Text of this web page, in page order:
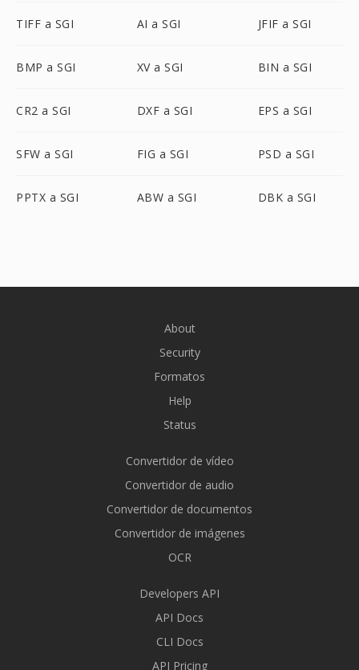
TIFF a SGI AI a SGI JFIF a SGI
BMP a SGI XV a SGI BIN a SGI
CR2 a SGI DXF a SGI EPS a SGI
SFW a SGI FIG a SGI PSD a SGI
PPTX a SGI ABW a SGI DBK a SGI
About
Security
Formatos
Help
Status
Convertidor de vídeo
Convertidor de audio
Convertidor de documentos
Convertidor de imágenes
OCR
Developers API
API Docs
CLI Docs
API Pricing